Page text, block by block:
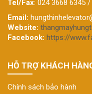
Tel/Fax: 024 3668 6345 /
Email:
Website:
Facebook: https://
HỖ TRỢ KHÁCH
Chính sách bảo hành